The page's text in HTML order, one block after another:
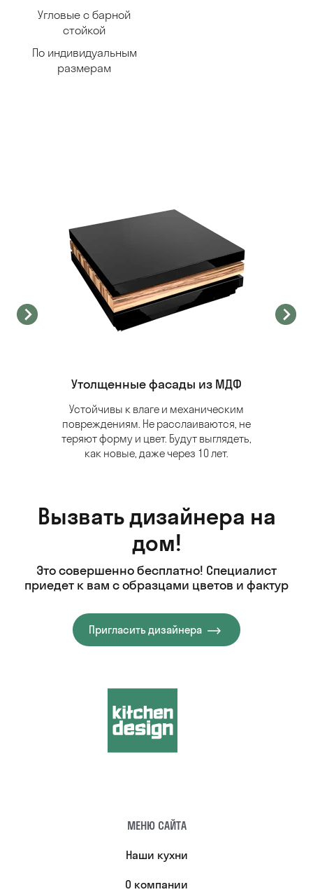
Угловые с барной
стойкой
По индивидуальным
размерам
Утолщенные фасады из МДФ
Устойчивы к влаге и механическим
повреждениям. Не расслаиваются, не
теряют форму и цвет. Будут выглядеть,
как новые, даже через 10 лет.
Вызвать дизайнера на
дом!
Это совершенно бесплатно! Специалист
приедет к вам с образцами цветов и фактур
Пригласить дизайнера
МЕНЮ САЙТА
Наши кухни
О компании